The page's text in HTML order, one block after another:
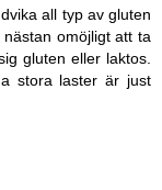
all typ av gluten
omöjligt att ta
gluten eller laktos.
stora laster är just